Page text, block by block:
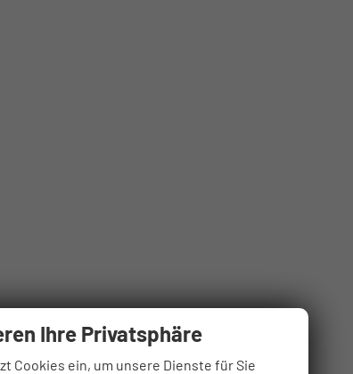
Ihre Privatsphäre
Cookies ein, um unsere Dienste für Sie